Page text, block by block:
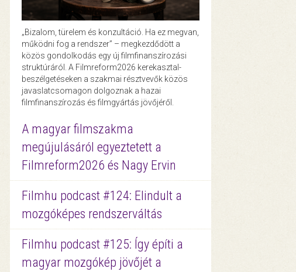
„Bizalom, türelem és konzultáció. Ha ez megvan,
működni fog a rendszer” – megkezdődött a
közös gondolkodás egy új filmfinanszírozási
struktúráról. A Filmreform2026 kerekasztal-
beszélgetéseken a szakmai résztvevők közös
javaslatcsomagon dolgoznak a hazai
filmfinanszírozás és filmgyártás jövőjéről.
A magyar filmszakma
megújulásáról egyeztetett a
Filmreform2026 és Nagy Ervin
Filmhu podcast #124: Elindult a
mozgóképes rendszerváltás
Filmhu podcast #125: Így építi a
magyar mozgókép jövőjét a